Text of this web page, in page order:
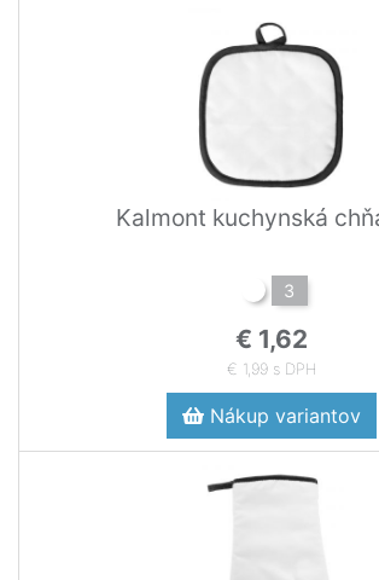
Kalmont kuchynská
3
€ 1,62
€ 1,99 s DPH
Nákup variantov